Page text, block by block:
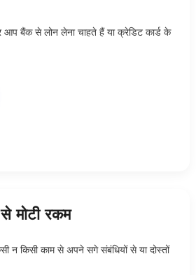
बैंक से लोन लेना चाहते हैं या क्रेडिट कार्ड के
मोटी रकम
न किसी काम से अपने सगे संबंधियों से या दोस्तों